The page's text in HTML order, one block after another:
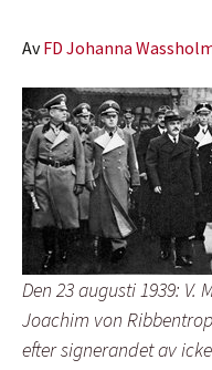
AvFD Johanna
Den 23 augusti 1939: V.
Joachim von
efter signerandet av